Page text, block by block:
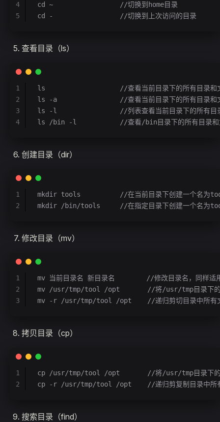
cd ~                 //切换到home目录
cd -                 //切换到上次访问的目录
4
5
查看目录（ls）
ls                   //查看当前目录下的所有目录和
ls -a                //查看当前目录下的所有目录和文
ls -l                //列表查看当前目录下的所有目录和
ls /bin -l           //查看/bin目录下的所有目录和
1
2
3
4
创建目录（dir）
mkdir tools          //在当前目录下创建一个名为
mkdir /bin/tools     //在指定目录下创建一个名为
1
2
修改目录（mv）
mv 当前目录名 新目录名        //修改目录名，同样适
mv /usr/tmp/tool /opt       //将/usr/tmp目录下的
mv -r /usr/tmp/tool /opt    //递归剪切目录中所有文
1
2
3
拷贝目录（cp）
cp /usr/tmp/tool /opt       //将/usr/tmp目录下的
cp -r /usr/tmp/tool /opt    //递归剪复制目录中所有
1
2
搜索目录（find）